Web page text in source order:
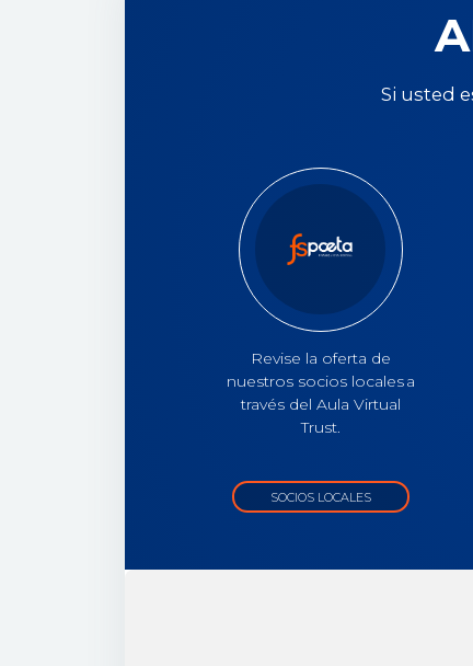
Si usted
Revise la oferta de
nuestros socios locales a
través del Aula Virtual
Trust.
SOCIOS LOCALES